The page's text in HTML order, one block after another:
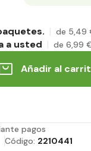
de 5,49
a usted de 6,99
Añadir al
pagos
Código: 2210441